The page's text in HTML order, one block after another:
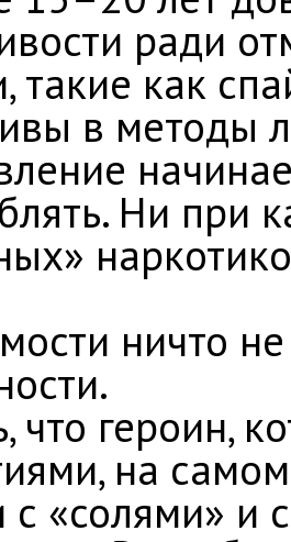
ради
такие как
в методы
Ни при
ничто
что героин,
на
с «солями» и